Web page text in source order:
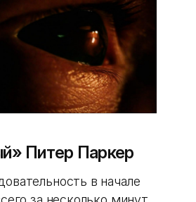
Питер Паркер
в начале